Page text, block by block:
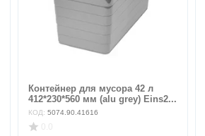
Контейнер для мусора 42 л
412*230*560 мм (alu grey) Eins2...
КОД: 5074.90.41616